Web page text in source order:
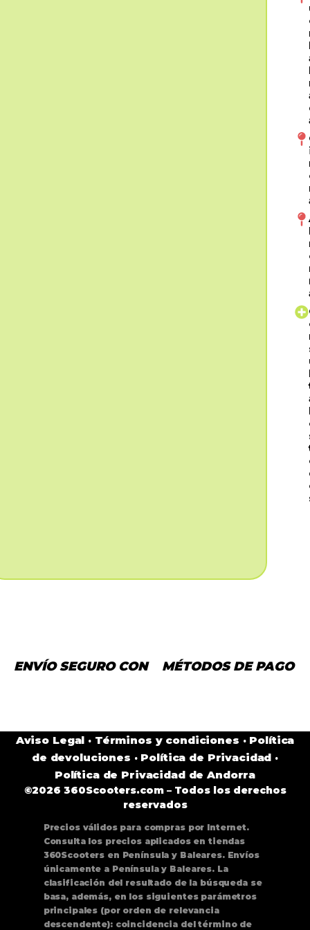
ENVÍO SEGURO CON MÉTODOS DE PAGO
Aviso Legal · Términos y condiciones · Política
de devoluciones · Política de Privacidad ·
Política de Privacidad de Andorra
©2026 360Scooters.com – Todos los derechos
reservados
Precios válidos para compras por Internet.
Consulta los precios aplicados en tiendas
360Scooters en Península y Baleares. Envíos
únicamente a Península y Baleares. La
clasificación del resultado de la búsqueda se
basa, además, en los siguientes parámetros
principales (por orden de relevancia
descendente): coincidencia del término de